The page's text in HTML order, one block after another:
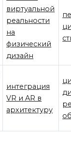
виртуальной
реальности
на
физический
дизайн
интеграция
VR и AR в
архитектуру